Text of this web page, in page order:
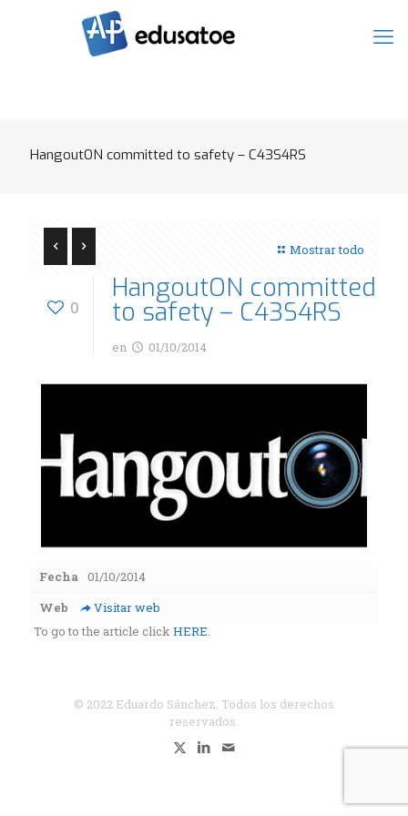
HangoutON committed to safety – C43S4RS
Mostrar todo
0
HangoutON committed
to safety – C43S4RS
en 01/10/2014
Fecha 01/10/2014
Web
Visitar web
To go to the article clickHERE.
© 2022 Eduardo Sánchez. Todos los derechos
reservados.